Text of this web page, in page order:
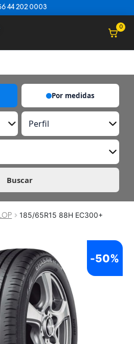
44 202 0003
0
Por medidas
P
r
i
l
Buscar
185/65R15 88H EC300+
-50%